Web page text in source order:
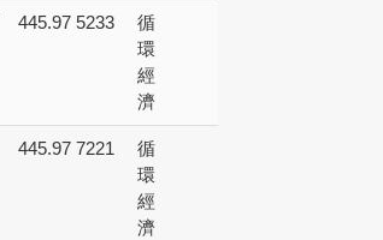
445.97 5233
循
環
經
濟
445.97 7221
循
環
經
濟